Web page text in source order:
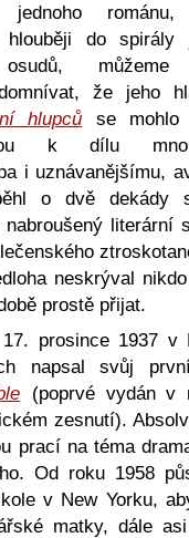
románu,
hlouběji do spirály
že jeho
hlupců se mohlo
k dílu
i uznávanějšímu,
o dvě dekády
nabroušený literární
neskrýval
prostě přijat.
prosince 1937 v
napsal svůj
(poprvé vydán v
zesnutí).
prací na téma
Od roku 1958
v New Yorku,
matky, dále